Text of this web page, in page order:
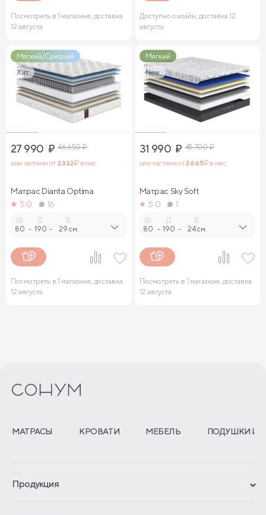
Посмотреть в 1 магазине, доставка
12 августа
Доступно онлайн, доставка 12
августа
Мягкий/Средний
Хит
27 990 ₽ 46 650₽
или частями от 2 332₽ в мес.
Матрас Dianta Optima
5.0
16
80 -
Д.
190 -
В.
29 см.
Посмотреть в 1 магазине, доставка
12 августа
Мягкий
New
31 990 ₽ 45 700₽
или частями от2 665₽ в мес.
Матрас Sky Soft
5.0
1
80 -
Д.
190 -
В.
24 см.
Посмотреть в 1 магазине, доставка
12 августа
МАТРАСЫ КРОВАТИ МЕБЕЛЬ ПОДУШКИ И
Продукция